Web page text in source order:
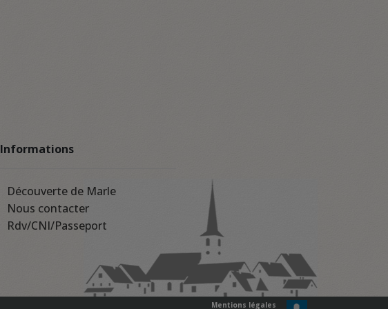
Informations
Découverte de Marle
Nous contacter
Rdv/CNI/Passeport
Mentions légales